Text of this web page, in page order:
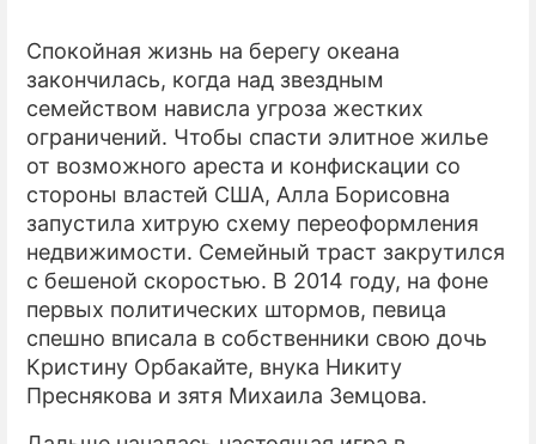
Спокойная жизнь на берегу океана
закончилась, когда над звездным
семейством нависла угроза жестких
ограничений. Чтобы спасти элитное жилье
от возможного ареста и конфискации со
стороны властей США, Алла Борисовна
запустила хитрую схему переоформления
недвижимости. Семейный траст закрутился
с бешеной скоростью. В 2014 году, на фоне
первых политических штормов, певица
спешно вписала в собственники свою дочь
Кристину Орбакайте, внука Никиту
Преснякова и зятя Михаила Земцова.